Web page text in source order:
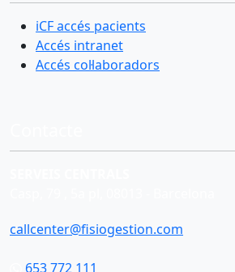
iCF accés pacients
Accés intranet
Accés col·laboradors
callcenter@fisiogestion.com
653 772 111